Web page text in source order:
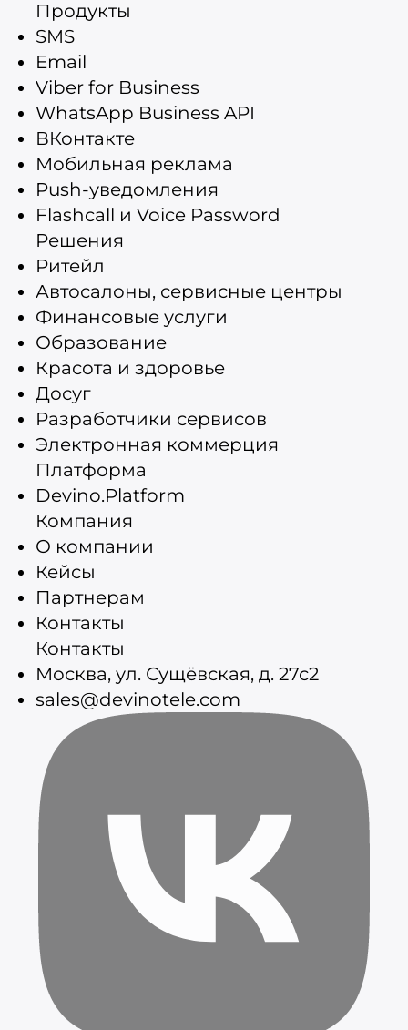
Продукты
SMS
Email
Viber for Business
WhatsApp Business API
ВКонтакте
Мобильная реклама
Push-уведомления
Flashcall и Voice Password
Решения
Ритейл
Автосалоны, сервисные центры
Финансовые услуги
Образование
Красота и здоровье
Досуг
Разработчики сервисов
Электронная коммерция
Платформа
Devino.Platform
Компания
О компании
Кейсы
Партнерам
Контакты
Контакты
Москва, ул. Сущёвская, д. 27с2
sales@devinotele.com